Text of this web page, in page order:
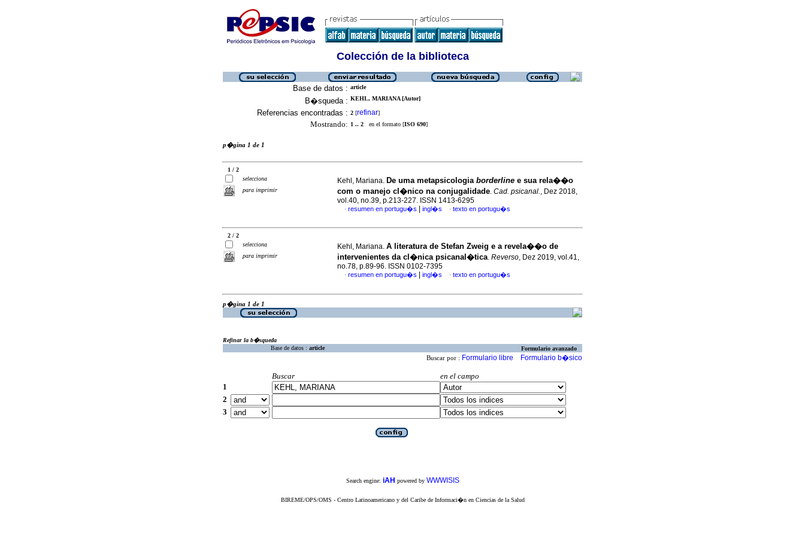
Colección de la biblioteca
Base de datos : article
B�squeda : KEHL, MARIANA [Autor]
Referencias encontradas : 2 [refinar]
Mostrando: 1 .. 2 en el formato [ISO 690]
p�gina 1 de 1
1 / 2
selecciona
para imprimir
Kehl, Mariana. De uma metapsicologia borderline e sua rela��o
com o manejo cl�nico na conjugalidade. Cad. psicanal., Dez 2018,
vol.40, no.39, p.213-227. ISSN 1413-6295
· resumen en portugu�s ingl�s · texto en portugu�s
2 / 2
selecciona
para imprimir
Kehl, Mariana. A literatura de Stefan Zweig e a revela��o de
intervenientes da cl�nica psicanal�tica. Reverso, Dez 2019, vol.41,
no.78, p.89-96. ISSN 0102-7395
· resumen en portugu�s ingl�s · texto en portugu�s
p�gina 1 de 1
Refinar la b�squeda
Base de datos : article Formulario avanzado
Buscar por : Formulario libre Formulario b�sico
Buscar
en el campo
1
2
3
Search engine: iAH powered by WWWISIS
BIREME/OPS/OMS - Centro Latinoamericano y del Caribe de Informaci�n en Ciencias de la Salud